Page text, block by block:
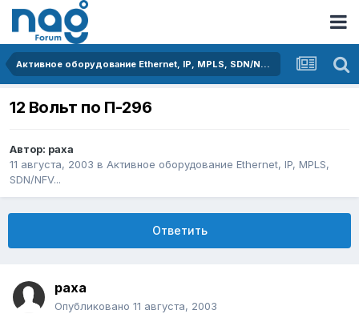
Активное оборудование Ethernet, IP, MPLS, SDN/NFV...
12 Вольт по П-296
Автор: paxa
11 августа, 2003 в Активное оборудование Ethernet, IP, MPLS,
SDN/NFV...
Ответить
paxa
Опубликовано 11 августа, 2003